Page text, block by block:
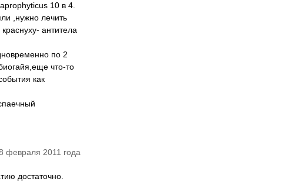
10 в 4.
,нужно лечить
антитела
по 2
что-то
как
февраля 2011 года
достаточно.